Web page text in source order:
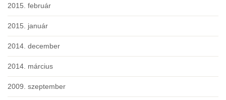
2015. február
2015. január
2014. december
2014. március
2009. szeptember